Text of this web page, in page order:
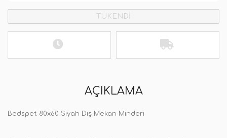
TÜKENDİ
AÇIKLAMA
Bedspet 80x60 Siyah Dış Mekan Minderi